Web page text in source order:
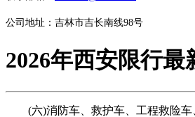
公司地址：吉林市吉长南线98号
2026年西安限行最
(六)消防车、救护车、工程救险车